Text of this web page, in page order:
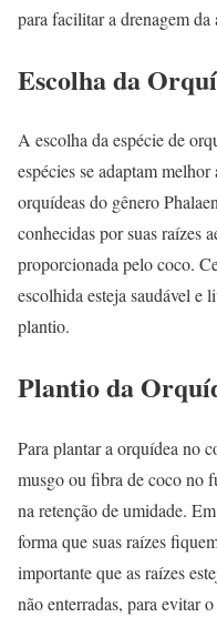
para facilitar a drenagem da
Escolha da
A escolha da espécie de
espécies se adaptam
orquídeas do gênero
conhecidas por suas raízes
proporcionada pelo coco.
escolhida esteja saudável e
plantio.
Plantio da
Para plantar a orquídea no
musgo ou fibra de coco no
na retenção de umidade.
forma que suas raízes
importante que as raízes
não enterradas, para evitar